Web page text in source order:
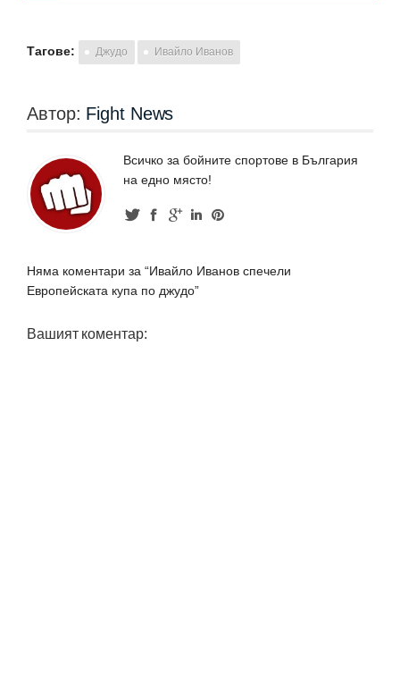
Тагове: Джудо Ивайло Иванов
Автор: Fight News
Всичко за бойните спортове в България
на едно място!
Няма коментари за “Ивайло Иванов спечели
Европейската купа по джудо”
Вашият коментар: